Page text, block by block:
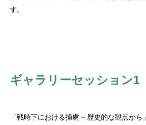
す。
ギャラリーセッション1
「戦時下における捕虜 – 歴史的な観点から」